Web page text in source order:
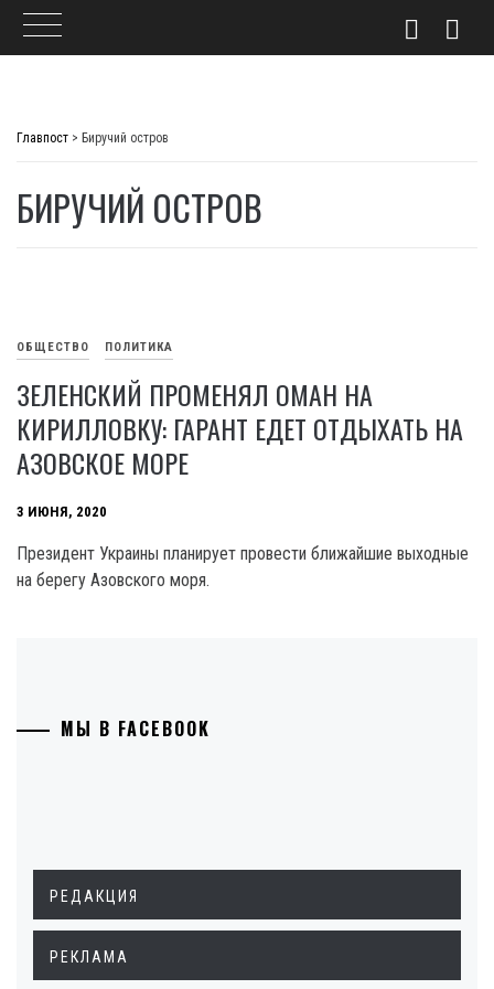
Главпост > Биручий остров
БИРУЧИЙ ОСТРОВ
ОБЩЕСТВО ПОЛИТИКА
ЗЕЛЕНСКИЙ ПРОМЕНЯЛ ОМАН НА
КИРИЛЛОВКУ: ГАРАНТ ЕДЕТ ОТДЫХАТЬ НА
АЗОВСКОЕ МОРЕ
3 ИЮНЯ, 2020
Президент Украины планирует провести ближайшие выходные
на берегу Азовского моря.
МЫ В FACEBOOK
РЕДАКЦИЯ
РЕКЛАМА